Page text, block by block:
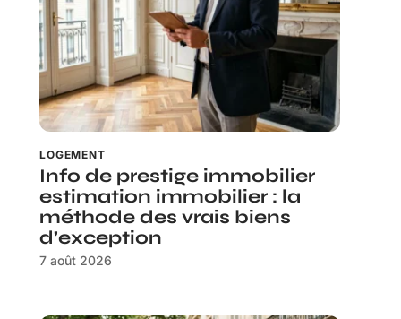
LOGEMENT
Info de prestige immobilier
estimation immobilier : la
méthode des vrais biens
d’exception
7 août 2026